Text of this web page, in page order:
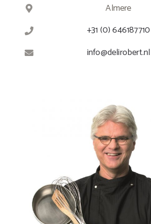
Almere
+31 (0) 646187710
info@delirobert.nl